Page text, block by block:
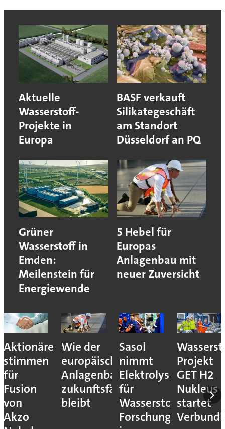
Aktuelle
Wasserstoff-
Projekte in
Europa
BASF verkauft
Silikategeschäft
am Standort
Düsseldorf an PQ
Grüner
Wasserstoff in
Emden:
Meilenstein für
Energiewende
5 Hebel für
Europas
Anlagenbau mit
neuer Zuversicht
Aktionäre
stimmen
für
Fusion
von
Akzo
Wie der
europäische
Anlagenbau
zukunftsfähig
bleibt
Sasol
nimmt
Elektrolyseur
für
Wasserstoff-
Forschung
Projekt
GET H2
Nukleus
startet